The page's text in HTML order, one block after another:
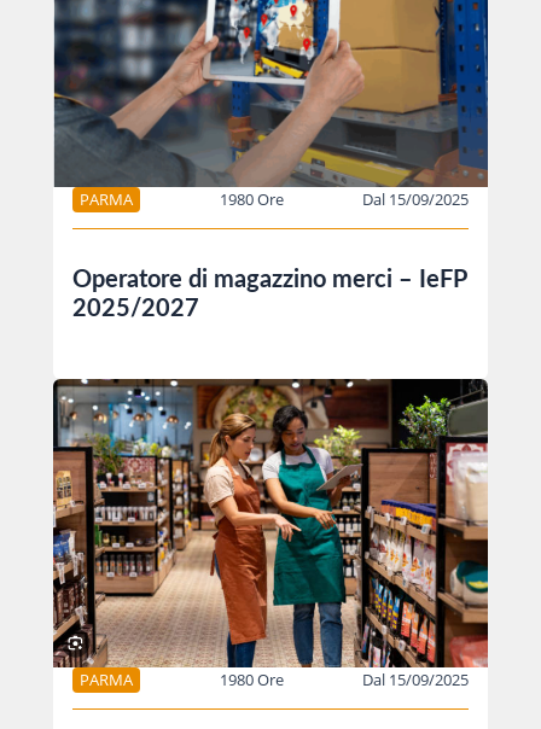
PARMA 1980 Ore Dal 15/09/2025
Operatore di magazzino merci – IeFP
2025/2027
PARMA 1980 Ore Dal 15/09/2025